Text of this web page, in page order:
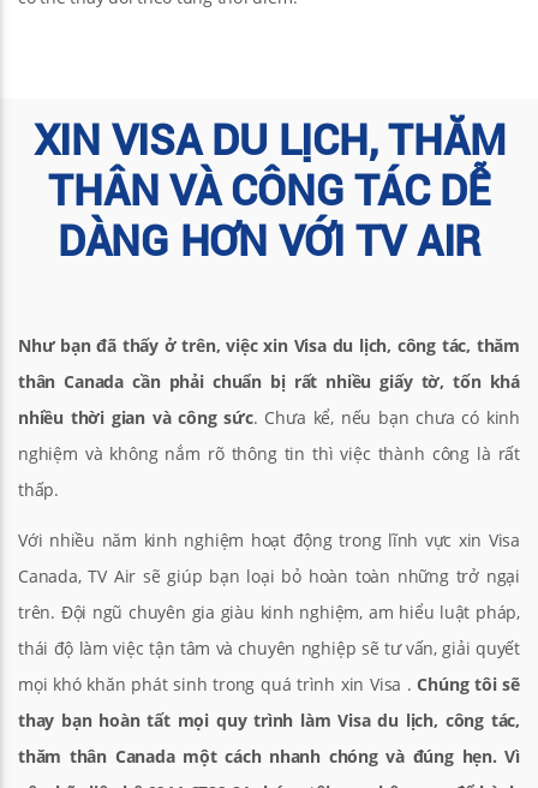
XIN VISA DU LỊCH, THĂM
THÂN VÀ CÔNG TÁC DỄ
DÀNG HƠN VỚI TV AIR
Như bạn đã thấy ở trên, việc xin Visa du lịch, công tác, thăm
thân Canada cần phải chuẩn bị rất nhiều giấy tờ, tốn khá
nhiều thời gian và công sức. Chưa kể, nếu bạn chưa có kinh
nghiệm và không nắm rõ thông tin thì việc thành công là rất
thấp.
Với nhiều năm kinh nghiệm hoạt động trong lĩnh vực xin Visa
Canada, TV Air sẽ giúp bạn loại bỏ hoàn toàn những trở ngại
trên. Đội ngũ chuyên gia giàu kinh nghiệm, am hiểu luật pháp,
thái độ làm việc tận tâm và chuyên nghiệp sẽ tư vấn, giải quyết
mọi khó khăn phát sinh trong quá trình xin Visa .Chúng tôi sẽ
thay bạn hoàn tất mọi quy trình làm Visa du lịch, công tác,
thăm thân Canada một cách nhanh chóng và đúng hẹn. Vì